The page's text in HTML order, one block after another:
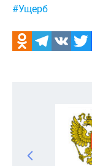
#Ущерб